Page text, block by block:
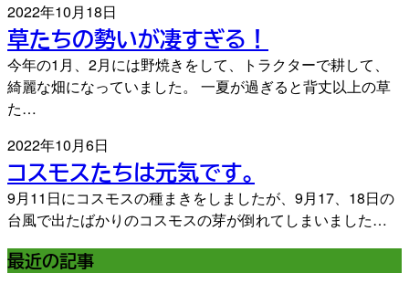
2022年10月18日
草たちの勢いが凄すぎる！
今年の1月、2月には野焼きをして、トラクターで耕して、
綺麗な畑になっていました。 一夏が過ぎると背丈以上の草
た…
2022年10月6日
コスモスたちは元気です。
9月11日にコスモスの種まきをしましたが、9月17、18日の
台風で出たばかりのコスモスの芽が倒れてしまいました…
最近の記事